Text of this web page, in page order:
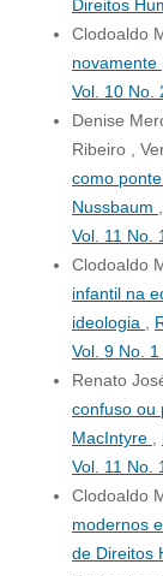
Direitos
Clodoaldo
novamente
Vol. 10 No.
Denise
Ribeiro ,
como
Nussbaum
Vol. 11 No.
Clodoaldo
infantil na
ideologia
Vol. 9 No.
Renato
confuso ou
MacIntyre
Vol. 11 No.
Clodoaldo
modernos
de Direitos